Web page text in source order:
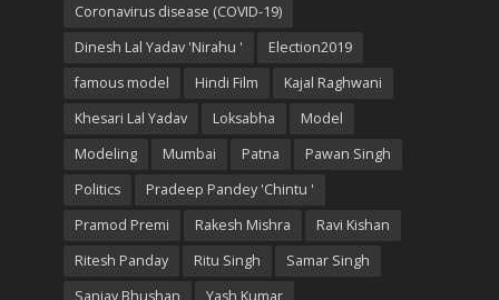
Coronavirus disease (COVID-19)
Dinesh Lal Yadav 'Nirahu '
Election2019
famous model
Hindi Film
Kajal Raghwani
Khesari Lal Yadav
Loksabha
Model
Modeling
Mumbai Patna
Pawan Singh
Politics
Pradeep Pandey 'Chintu '
Pramod Premi
Rakesh Mishra
Ravi Kishan
Ritesh Panday
Ritu Singh
Samar Singh
Sanjay Bhushan
Yash Kumar